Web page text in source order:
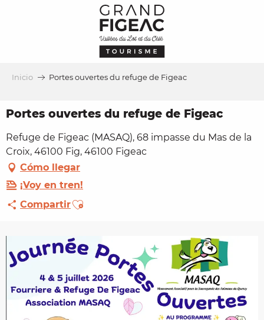
Inicio Portes ouvertes du refuge de Figeac
Portes ouvertes du refuge de Figeac
Refuge de Figeac (MASAQ), 68 impasse du Mas de la
Croix, 46100 Fig, 46100 Figeac
Cómo llegar
¡Voy en tren!
CompartirAjouter aux favoris